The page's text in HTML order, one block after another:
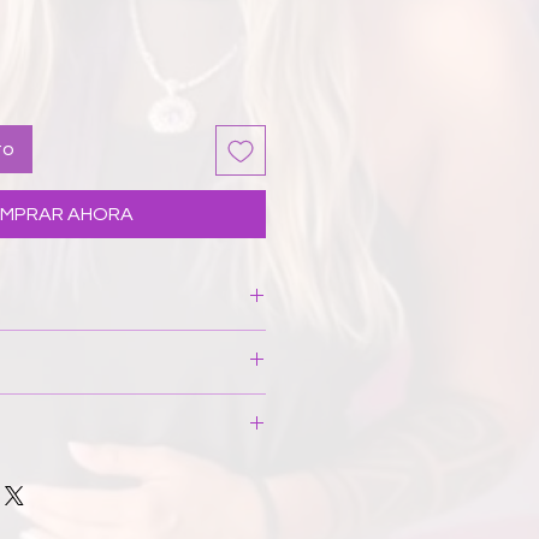
AHORA
densidad, símil neopreno,
estampado. Interior forrado
agua fría y cepillar
usar lejía, no retorcer, ni
horizontal. Si el producto se
de trabajo femenino justo y